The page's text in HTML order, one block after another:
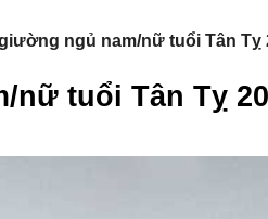
ngủ nam/nữ tuổi Tân Tỵ
tuổi Tân Tỵ